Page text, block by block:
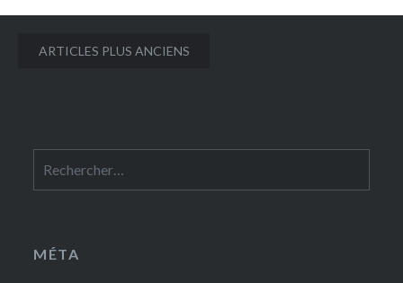
Navigation
ARTICLES PLUS ANCIENS
MÉTA